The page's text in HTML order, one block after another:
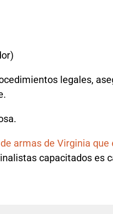
legales,
armas de Virginia
capacitados es